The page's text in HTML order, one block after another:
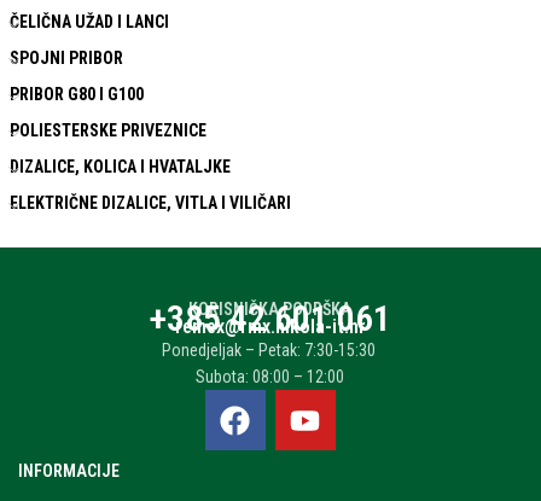
ČELIČNA UŽAD I LANCI
SPOJNI PRIBOR
PRIBOR G80 I G100
POLIESTERSKE PRIVEZNICE
DIZALICE, KOLICA I HVATALJKE
ELEKTRIČNE DIZALICE, VITLA I VILIČARI
KORISNIČKA PODRŠKA
+385 42 601 061
remex@rmx.nikola-it.hr
Ponedjeljak – Petak: 7:30-15:30
Subota: 08:00 – 12:00
INFORMACIJE